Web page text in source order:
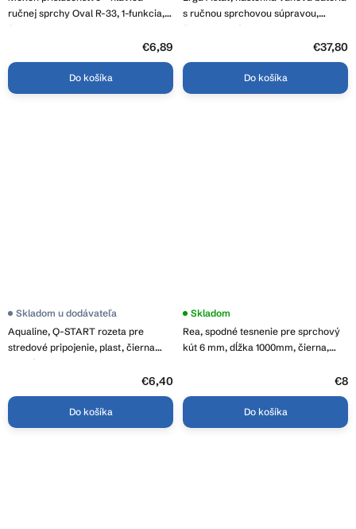
ručnej sprchy Oval R-33, 1-funkcia,
čierna, 79533-70
€6,89
Do košíka
s ručnou sprchovou súpravou,
čierna matná, ERG-YKA-BW.ASTAT-
€37,80
Do košíka
Aqualine, Q-START rozeta pre
stredové pripojenie, plast, čierna
matná, QS515B
Skladom u dodávateľa
€6,40
Do košíka
Rea, spodné tesnenie pre sprchový
kút 6 mm, dĺžka 1000mm, čierna,
Skladom
€8
Do košíka